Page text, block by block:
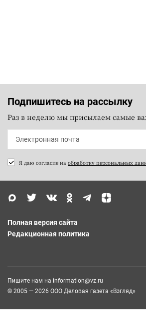
Подпишитесь на рассылку
Раз в неделю мы присылаем самые
Я даю согласие на обработку персональных
Полная версия сайта
Редакционная политика
Пишите нам на information@vz.ru
© 2005 — 2026 ООО Деловая газета «Взгляд»